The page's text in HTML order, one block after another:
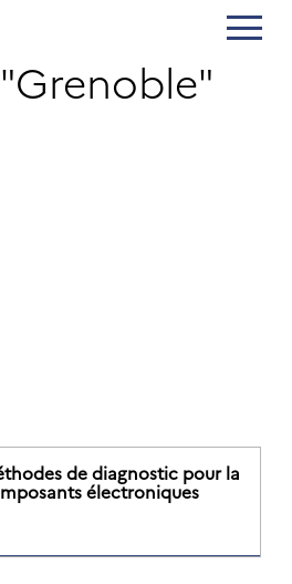
de diagnostic pour la
électroniques